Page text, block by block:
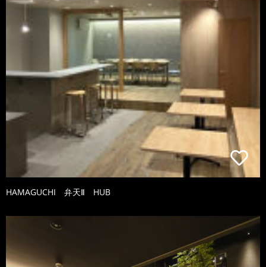
HAMAGUCHI 弁天Ⅱ HUB